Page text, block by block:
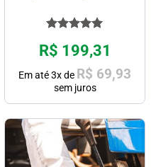
5.00 de 5
R$ 199,31
Em até3x de R$ 69,93
sem juros